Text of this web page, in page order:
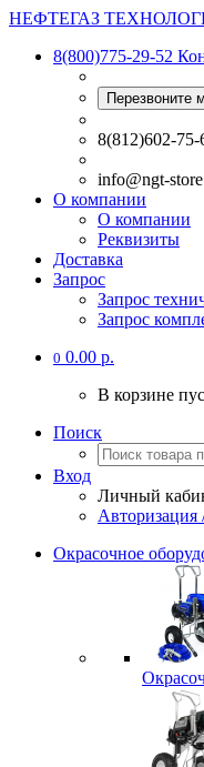
НЕФТЕГАЗ
8(800)775-29-52
Перезвоните
8(812)602-75-
info@ngt-
О компании
О компании
Реквизиты
Доставка
Запрос
Запрос
Запрос
0 0.00 р.
В корзине
Поиск
Вход
Личный
Авторизация
Окрасочное